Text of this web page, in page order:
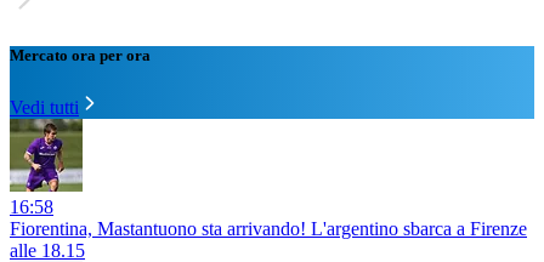
Mercato ora per ora
Vedi tutti
16:58
Fiorentina, Mastantuono sta arrivando! L'argentino sbarca a Firenze
alle 18.15